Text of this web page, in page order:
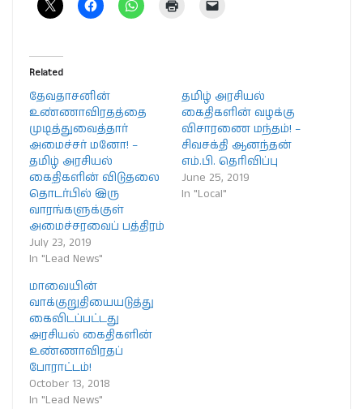
Related
தேவதாசனின்
உண்ணாவிரதத்தை
முடித்துவைத்தார்
அமைச்சர் மனோ! –
தமிழ் அரசியல்
கைதிகளின் விடுதலை
தொடர்பில் இரு
வாரங்களுக்குள்
அமைச்சரவைப் பத்திரம்
July 23, 2019
In "Lead News"
தமிழ் அரசியல்
கைதிகளின் வழக்கு
விசாரணை மந்தம்! –
சிவசக்தி ஆனந்தன்
எம்.பி. தெரிவிப்பு
June 25, 2019
In "Local"
மாவையின்
வாக்குறுதியையடுத்து
கைவிடப்பட்டது
அரசியல் கைதிகளின்
உண்ணாவிரதப்
போராட்டம்!
October 13, 2018
In "Lead News"